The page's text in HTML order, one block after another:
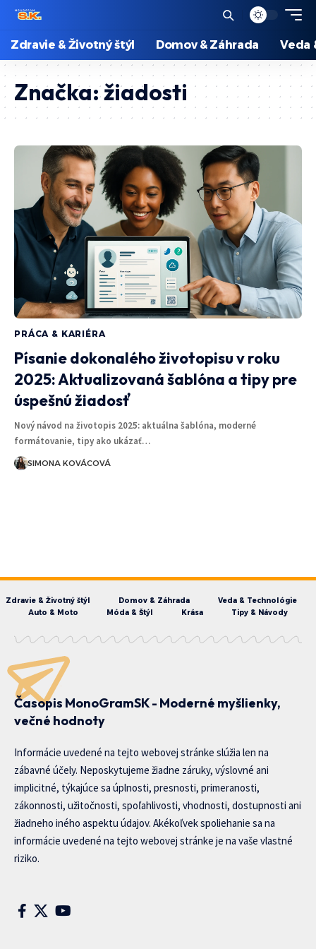
Zdravie & Životný štýl Domov & Záhrada Veda
Značka:žiadosti
PRÁCA & KARIÉRA
Písanie dokonalého životopisu v roku
2025: Aktualizovaná šablóna a tipy pre
úspešnú žiadosť
Nový návod na životopis 2025: aktuálna šablóna, moderné
formátovanie, tipy ako ukázať…
SIMONA KOVÁCOVÁ
Zdravie & Životný štýl Domov & Záhrada
Veda & Technológie
Auto & Moto
Móda & Štýl Krása Tipy & Návody
Časopis MonoGramSK - Moderné myšlienky,
večné hodnoty
Informácie uvedené na tejto webovej stránke slúžia len na
zábavné účely. Neposkytujeme žiadne záruky, výslovné ani
implicitné, týkajúce sa úplnosti, presnosti, primeranosti,
zákonnosti, užitočnosti, spoľahlivosti, vhodnosti, dostupnosti ani
žiadneho iného aspektu údajov. Akékoľvek spoliehanie sa na
informácie uvedené na tejto webovej stránke je na vaše vlastné
riziko.